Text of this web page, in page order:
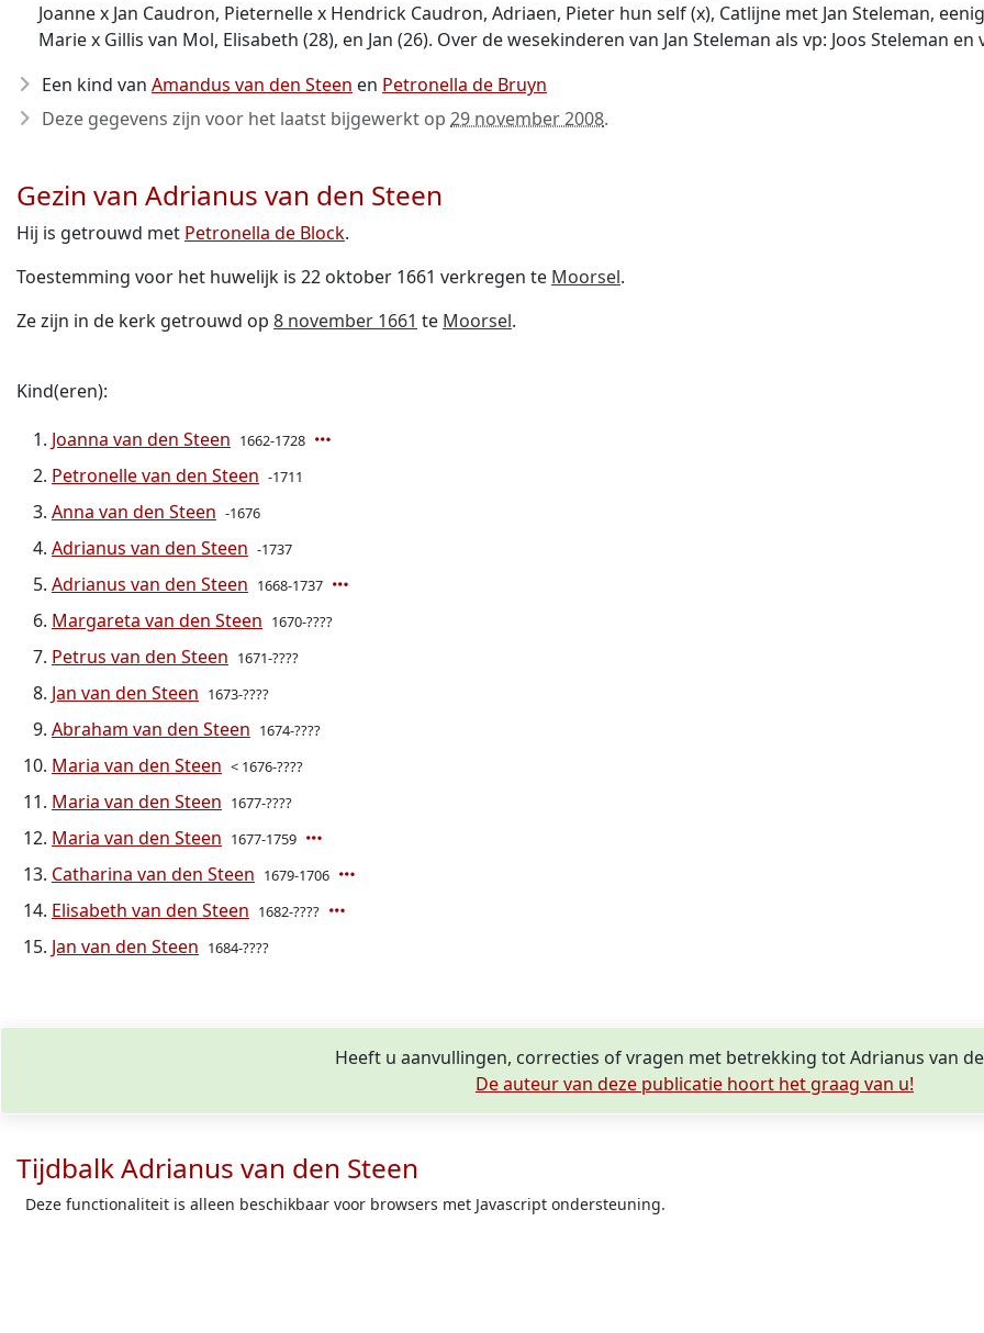
Joanne x Jan Caudron, Pieternelle x Hendrick Caudron, Adriaen, Pieter hun self (x), Catlijne met Jan Steleman,
Marie x Gillis van Mol, Elisabeth (28), en Jan (26). Over de wesekinderen van Jan Steleman als vp: Joos Steleman
Een kind van Amandus van den Steen en Petronella de Bruyn
Deze gegevens zijn voor het laatst bijgewerkt op 29 november 2008.
Gezin van Adrianus van den Steen
Hij is getrouwd met Petronella de Block.
Toestemming voor het huwelijk is 22 oktober 1661 verkregen te Moorsel.
Ze zijn in de kerk getrouwd op 8 november 1661 te Moorsel.
Kind(eren):
Joanna van den Steen 1662-1728
Petronelle van den Steen -1711
Anna van den Steen -1676
Adrianus van den Steen -1737
Adrianus van den Steen 1668-1737
Margareta van den Steen 1670-????
Petrus van den Steen 1671-????
Jan van den Steen 1673-????
Abraham van den Steen 1674-????
Maria van den Steen < 1676-????
Maria van den Steen 1677-????
Maria van den Steen 1677-1759
Catharina van den Steen 1679-1706
Elisabeth van den Steen 1682-????
Jan van den Steen 1684-????
Heeft u aanvullingen, correcties of vragen met betrekking tot Adrianus van
De auteur van deze publicatie hoort het graag van u!
Tijdbalk Adrianus van den Steen
Deze functionaliteit is alleen beschikbaar voor browsers met Javascript ondersteuning.